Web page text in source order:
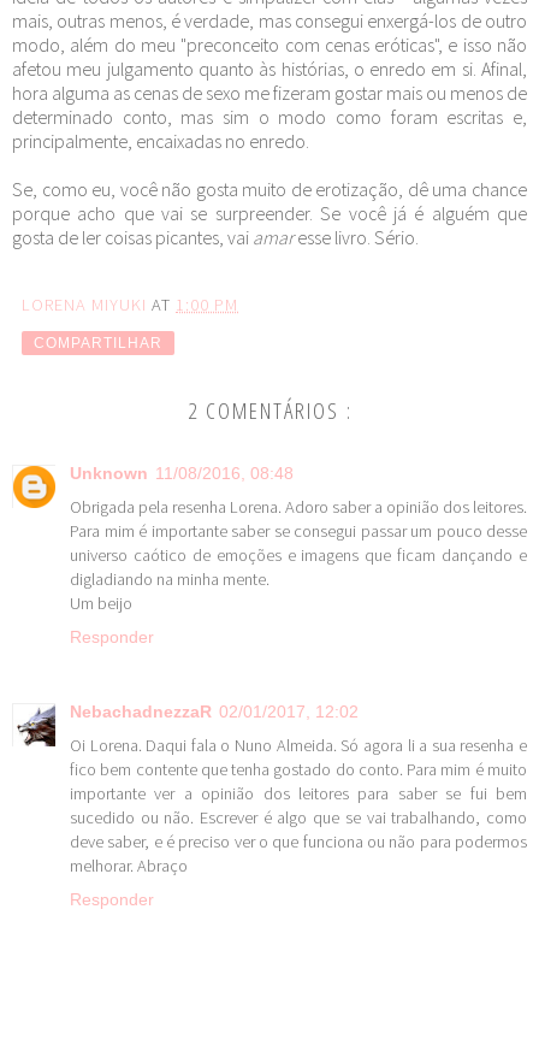
mais, outras menos, é verdade, mas consegui enxergá-los de outro
modo, além do meu "preconceito com cenas eróticas", e isso não
afetou meu julgamento quanto às histórias, o enredo em si. Afinal,
hora alguma as cenas de sexo me fizeram gostar mais ou menos de
determinado conto, mas sim o modo como foram escritas e,
principalmente, encaixadas no enredo.
Se, como eu, você não gosta muito de erotização, dê uma chance
porque acho que vai se surpreender. Se você já é alguém que
gosta de ler coisas picantes, vai amaresse livro. Sério.
LORENA MIYUKI AT 1:00 PM
COMPARTILHAR
2 COMENTÁRIOS :
Unknown 11/08/2016, 08:48
Obrigada pela resenha Lorena. Adoro saber a opinião dos leitores.
Para mim é importante saber se consegui passar um pouco desse
universo caótico de emoções e imagens que ficam dançando e
digladiando na minha mente.
Um beijo
Responder
NebachadnezzaR 02/01/2017, 12:02
Oi Lorena. Daqui fala o Nuno Almeida. Só agora li a sua resenha e
fico bem contente que tenha gostado do conto. Para mim é muito
importante ver a opinião dos leitores para saber se fui bem
sucedido ou não. Escrever é algo que se vai trabalhando, como
deve saber, e é preciso ver o que funciona ou não para podermos
melhorar. Abraço
Responder